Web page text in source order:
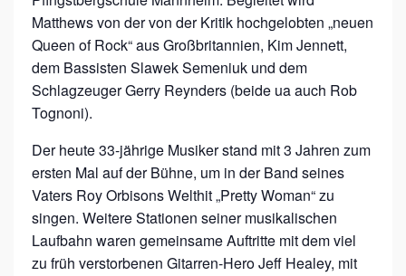
G
M
A
N
”
I
N
S
A
Matthews von der von der Kritik hochgelobten „neuen
Queen of Rock“ aus Großbritannien, Kim Jennett,
dem Bassisten Slawek Semeniuk und dem
Schlagzeuger Gerry Reynders (beide ua auch Rob
Tognoni).
Der heute 33-jährige Musiker stand mit 3 Jahren zum
ersten Mal auf der Bühne, um in der Band seines
Vaters Roy Orbisons Welthit „Pretty Woman“ zu
singen. Weitere Stationen seiner musikalischen
Laufbahn waren gemeinsame Auftritte mit dem viel
zu früh verstorbenen Gitarren-Hero Jeff Healey, mit